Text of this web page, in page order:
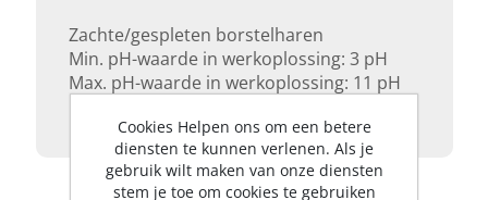
Zachte/gespleten borstelharen
Min. pH-waarde in werkoplossing: 3 pH
Max. pH-waarde in werkoplossing: 11 pH
Cookies Helpen ons om een betere
diensten te kunnen verlenen. Als je
gebruik wilt maken van onze diensten
stem je toe om cookies te gebruiken